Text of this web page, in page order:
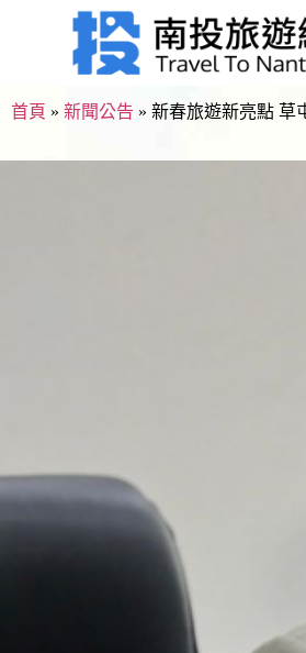
首頁 » 新聞公告 » 新春旅遊新亮點 草